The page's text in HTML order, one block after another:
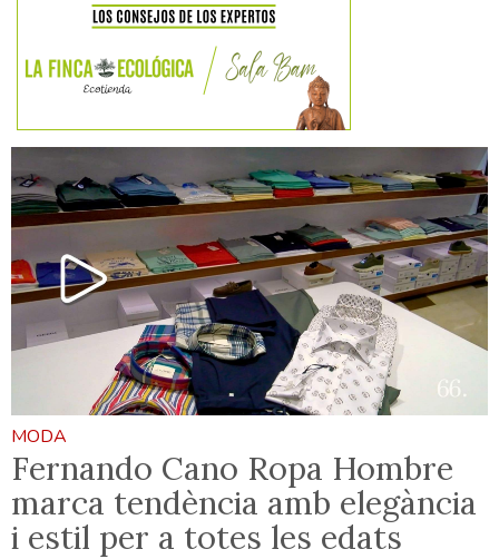
MODA
Fernando Cano Ropa Hombre
marca tendència amb elegància
i estil per a totes les edats